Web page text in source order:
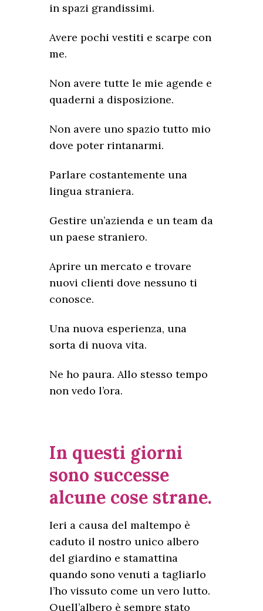
in spazi grandissimi.
Avere pochi vestiti e scarpe con
me.
Non avere tutte le mie agende e
quaderni a disposizione.
Non avere uno spazio tutto mio
dove poter rintanarmi.
Parlare costantemente una
lingua straniera.
Gestire un’azienda e un team da
un paese straniero.
Aprire un mercato e trovare
nuovi clienti dove nessuno ti
conosce.
Una nuova esperienza, una
sorta di nuova vita.
Ne ho paura. Allo stesso tempo
non vedo l’ora.
In questi giorni
sono successe
alcune cose strane.
Ieri a causa del maltempo è
caduto il nostro unico albero
del giardino e stamattina
quando sono venuti a tagliarlo
l’ho vissuto come un vero lutto.
Quell’albero è sempre stato